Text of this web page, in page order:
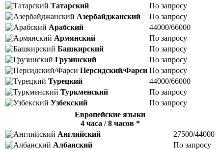
Татарский
По запросу
Азербайджанский
По запросу
Арабский
44000/66000
Армянский
По запросу
Башкирский
По запросу
Грузинский
По запросу
Персидский/Фарси По запросу
Турецкий
44000/66000
Туркменский
По запросу
Узбекский
По запросу
Европейские языки
4 часа / 8 часов *
Английский
27500/44000
Албанский
По запросу